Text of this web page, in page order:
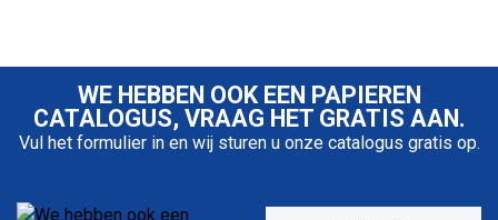
WE HEBBEN OOK EEN PAPIEREN
CATALOGUS, VRAAG HET GRATIS AAN.
Vul het formulier in en wij sturen u onze catalogus gratis op.